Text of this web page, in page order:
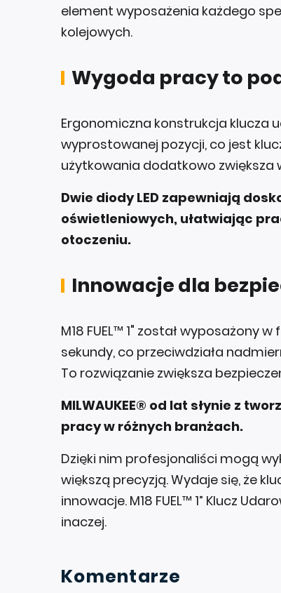
element wyposażenia każdego
kolejowych.
Wygoda pracy to
Ergonomiczna konstrukcja klucza
wyprostowanej pozycji, co jest
użytkowania dodatkowo zwiększa
Dwie diody LED zapewniają
oświetleniowych, ułatwiając
otoczeniu.
Innowacje dla
M18 FUEL™ 1" został wyposażony
sekundy, co przeciwdziała
To rozwiązanie zwiększa
MILWAUKEE® od lat słynie z
pracy w różnych branżach.
Dzięki nim profesjonaliści mogą
większą precyzją. Wydaje się, że
innowacje. M18 FUEL™ 1” Klucz
inaczej.
Komentarze